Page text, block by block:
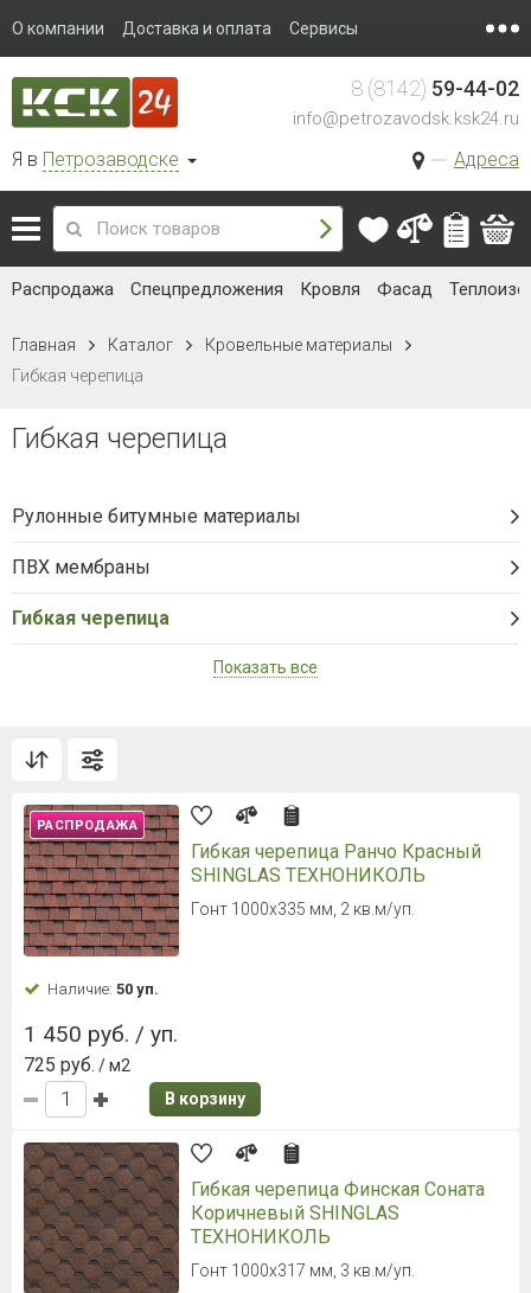
О компании Доставка и оплата Сервисы
Я в Петрозаводске Адреса
8 (8142) 59-44-02
info@petrozavodsk.ksk24.ru
Распродажа Спецпредложения Кровля Фасад
Главная Каталог
Кровельные материалы
Гибкая черепица
Гибкая черепица
Рулонные битумные материалы
ПВХ мембраны
Гибкая черепица
Показать все
РАСПРОДАЖА
Гибкая черепица Ранчо Красный
SHINGLAS ТЕХНОНИКОЛЬ
Гонт 1000х335 мм, 2 кв.м/уп.
Наличие: 50 уп.
1 450 руб. / уп.
725 руб. / м2
В корзину
Гибкая черепица Финская Соната
Коричневый SHINGLAS
ТЕХНОНИКОЛЬ
Гонт 1000х317 мм, 3 кв.м/уп.